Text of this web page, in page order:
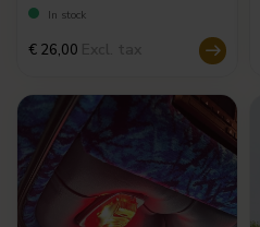
In stock
€ 26,00